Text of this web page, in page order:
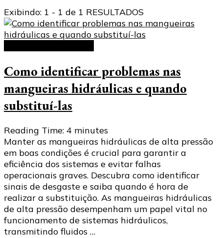
Exibindo: 1 - 1 de 1 RESULTADOS
Como identificar problemas nas
mangueiras hidráulicas e quando
substituí-las
Reading Time: 4 minutes
Manter as mangueiras hidráulicas de alta pressão
em boas condições é crucial para garantir a
eficiência dos sistemas e evitar falhas
operacionais graves. Descubra como identificar
sinais de desgaste e saiba quando é hora de
realizar a substituição. As mangueiras hidráulicas
de alta pressão desempenham um papel vital no
funcionamento de sistemas hidráulicos,
transmitindo fluidos …